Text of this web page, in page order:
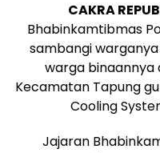
CAKRA
Bhabinkamtibmas
sambangi
warga binaannya
Kecamatan Tapung
Cooling
Jajaran